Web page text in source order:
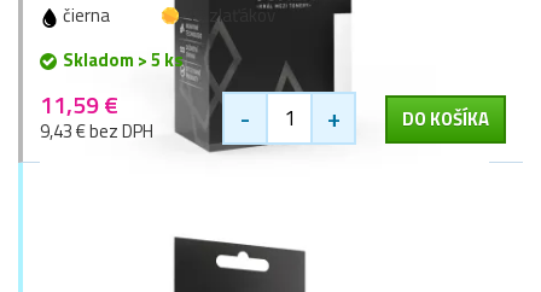
čierna
16 zlaťákov
Skladom > 5 ks
11,59 €
9,43 € bez DPH - + DO KOŠÍKA